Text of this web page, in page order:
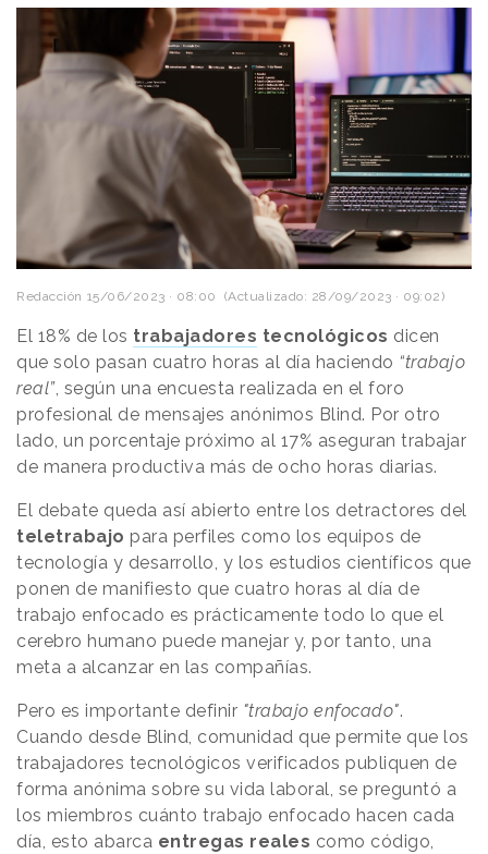
Redacción 15/06/2023 · 08:00 (Actualizado: 28/09/2023 · 09:02)
El 18% de los trabajadores tecnológicos dicen
que solo pasan cuatro horas al día haciendo “trabajo
real”, según una encuesta realizada en el foro
profesional de mensajes anónimos Blind. Por otro
lado, un porcentaje próximo al 17% aseguran trabajar
de manera productiva más de ocho horas diarias.
El debate queda así abierto entre los detractores del
teletrabajo para perfiles como los equipos de
tecnología y desarrollo, y los estudios científicos que
ponen de manifiesto que cuatro horas al día de
trabajo enfocado es prácticamente todo lo que el
cerebro humano puede manejar y, por tanto, una
meta a alcanzar en las compañías.
Pero es importante definir "trabajo enfocado".
Cuando desde Blind, comunidad que permite que los
trabajadores tecnológicos verificados publiquen de
forma anónima sobre su vida laboral, se preguntó a
los miembros cuánto trabajo enfocado hacen cada
día, esto abarca entregas reales como código,